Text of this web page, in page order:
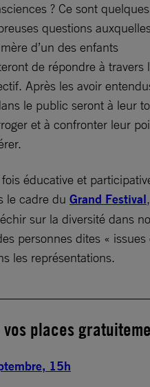
? Ce sont quelques
questions
d’un des enfants
de répondre à travers
Après les avoir
le public seront à leur
et à confronter leur
éducative et
le cadre du Grand Festival,
sur la diversité dans
personnes dites « issues
les représentations.
vos places
15h